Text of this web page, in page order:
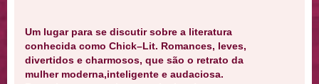
Um lugar para se discutir sobre a literatura
conhecida como Chick–Lit. Romances, leves,
divertidos e charmosos, que são o retrato da
mulher moderna,inteligente e audaciosa.